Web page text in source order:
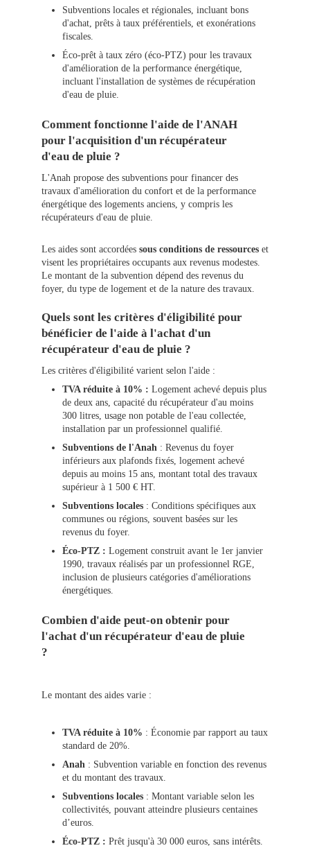
Subventions locales et régionales, incluant bons
d'achat, prêts à taux préférentiels, et exonérations
fiscales.
Éco-prêt à taux zéro (éco-PTZ) pour les travaux
d'amélioration de la performance énergétique,
incluant l'installation de systèmes de récupération
d'eau de pluie.
Comment fonctionne l'aide de l'ANAH
pour l'acquisition d'un récupérateur
d'eau de pluie ?
L'Anah propose des subventions pour financer des
travaux d'amélioration du confort et de la performance
énergétique des logements anciens, y compris les
récupérateurs d'eau de pluie.
Les aides sont accordées sous conditions de ressources et
visent les propriétaires occupants aux revenus modestes.
Le montant de la subvention dépend des revenus du
foyer, du type de logement et de la nature des travaux.
Quels sont les critères d'éligibilité pour
bénéficier de l'aide à l'achat d'un
récupérateur d'eau de pluie ?
Les critères d'éligibilité varient selon l'aide :
TVA réduite à 10% : Logement achevé depuis plus
de deux ans, capacité du récupérateur d'au moins
300 litres, usage non potable de l'eau collectée,
installation par un professionnel qualifié.
Subventions de l'Anah : Revenus du foyer
inférieurs aux plafonds fixés, logement achevé
depuis au moins 15 ans, montant total des travaux
supérieur à 1 500 € HT.
Subventions locales : Conditions spécifiques aux
communes ou régions, souvent basées sur les
revenus du foyer.
Éco-PTZ : Logement construit avant le 1er janvier
1990, travaux réalisés par un professionnel RGE,
inclusion de plusieurs catégories d'améliorations
énergétiques.
Combien d'aide peut-on obtenir pour
l'achat d'un récupérateur d'eau de pluie
?
Le montant des aides varie :
TVA réduite à 10% : Économie par rapport au taux
standard de 20%.
Anah : Subvention variable en fonction des revenus
et du montant des travaux.
Subventions locales : Montant variable selon les
collectivités, pouvant atteindre plusieurs centaines
d’euros.
Éco-PTZ : Prêt jusqu'à 30 000 euros, sans intérêts.